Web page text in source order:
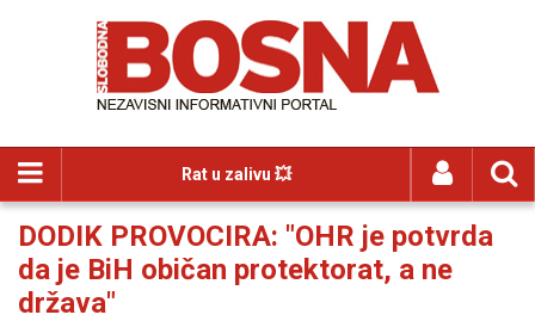
Rat u zalivu 💥
DODIK PROVOCIRA: "OHR je potvrda
da je BiH običan protektorat, a ne
država"